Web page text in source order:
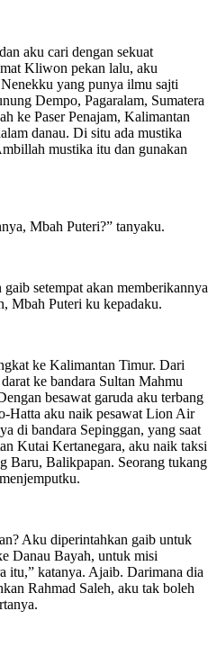
aku cari dengan sekuat
Kliwon pekan lalu, aku
yang punya ilmu sajti
Dempo, Pagaralam, Sumatera
ke Paser Penajam, Kalimantan
danau. Di situ ada mustika
mustika itu dan gunakan
Mbah Puteri?” tanyaku.
setempat akan memberikannya
Mbah Puteri ku kepadaku.
ke Kalimantan Timur. Dari
ke bandara Sultan Mahmu
besawat garuda aku terbang
Hatta aku naik pesawat Lion Air
di bandara Sepinggan, yang saat
Kutai Kertanegara, aku naik taksi
Baru, Balikpapan. Seorang tukang
Aku diperintahkan gaib untuk
Danau Bayah, untuk misi
itu,” katanya. Ajaib. Darimana dia
Rahmad Saleh, aku tak boleh